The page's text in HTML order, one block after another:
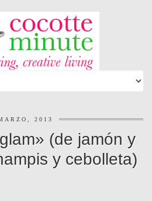
2013
(de jamón y
y cebolleta)